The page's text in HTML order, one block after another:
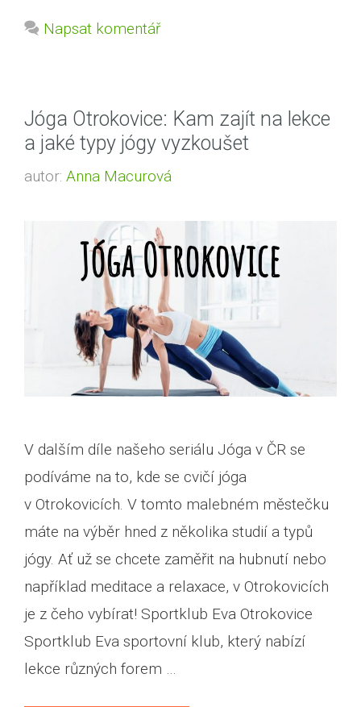
Napsat komentář
Jóga Otrokovice: Kam zajít na lekce
a jaké typy jógy vyzkoušet
autor: Anna Macurová
V dalším díle našeho seriálu Jóga v ČR se
podíváme na to, kde se cvičí jóga
v Otrokovicích. V tomto malebném městečku
máte na výběr hned z několika studií a typů
jógy. Ať už se chcete zaměřit na hubnutí nebo
například meditace a relaxace, v Otrokovicích
je z čeho vybírat! Sportklub Eva Otrokovice
Sportklub Eva sportovní klub, který nabízí
lekce různých forem …